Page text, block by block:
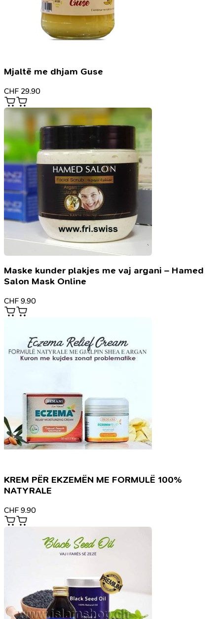
Mjaltë me dhjam Guse
CHF 29.90
Maske kunder plakjes me vaj argani – Hamed
Salon Mask Online
CHF 9.90
KREM PËR EKZEMËN ME FORMULË 100%
NATYRALE
CHF 9.90